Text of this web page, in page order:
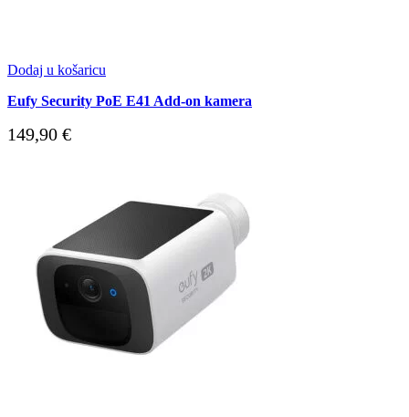
Dodaj u košaricu
Eufy Security PoE E41 Add-on kamera
149,90 €